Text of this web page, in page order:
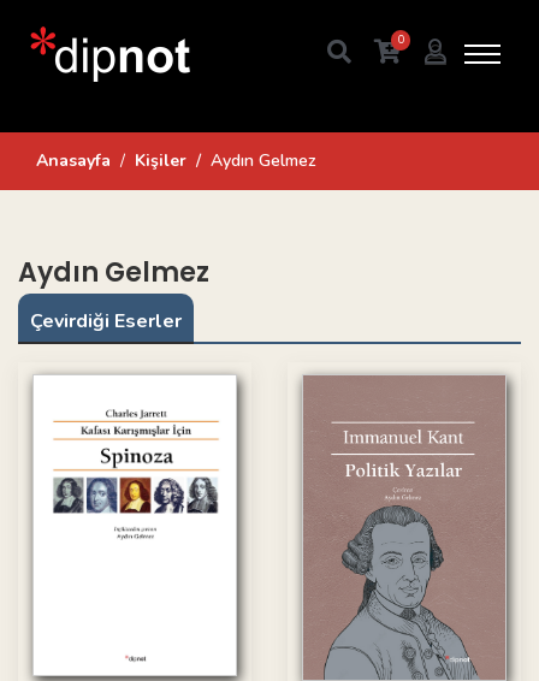
0
Anasayfa Kişiler Aydın Gelmez
Aydın Gelmez
Çevirdiği Eserler